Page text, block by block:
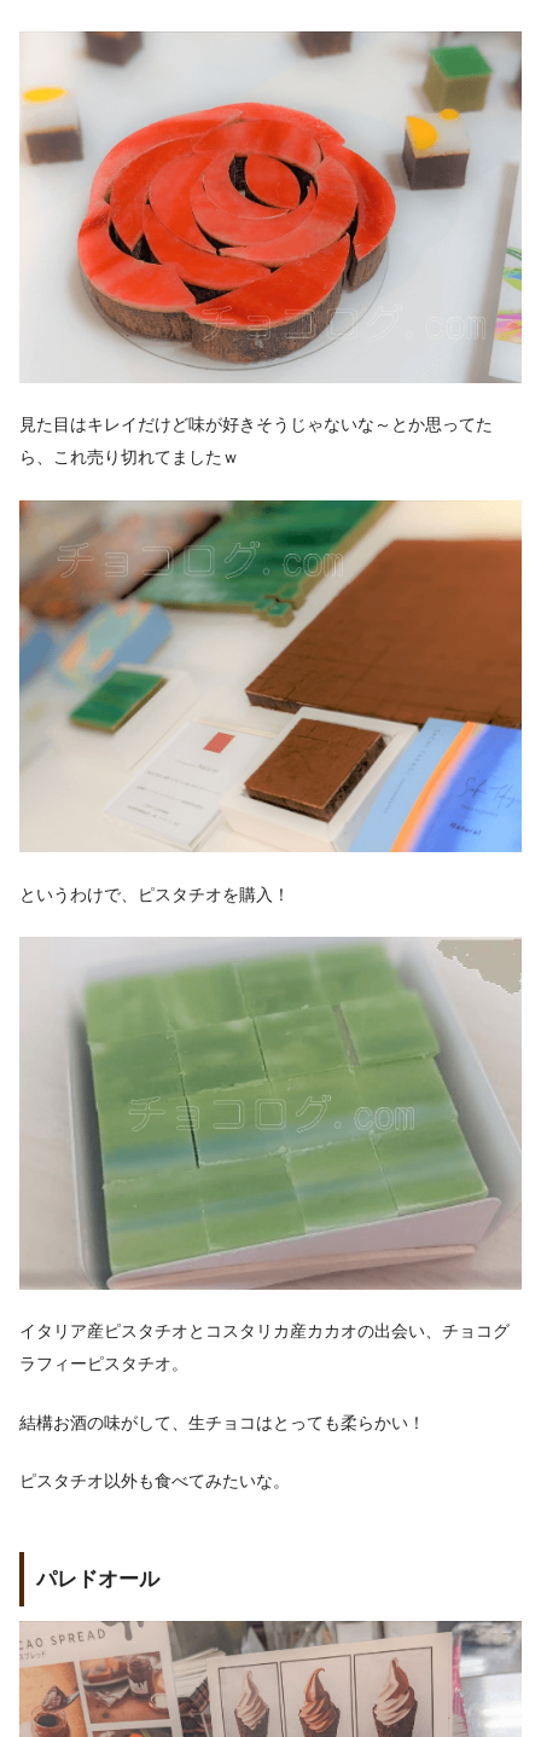
見た目はキレイだけど味が好きそうじゃないな～とか思ってた
ら、これ売り切れてましたｗ
というわけで、ピスタチオを購入！
イタリア産ピスタチオとコスタリカ産カカオの出会い、チョコグ
ラフィーピスタチオ。
結構お酒の味がして、生チョコはとっても柔らかい！
ピスタチオ以外も食べてみたいな。
パレドオール